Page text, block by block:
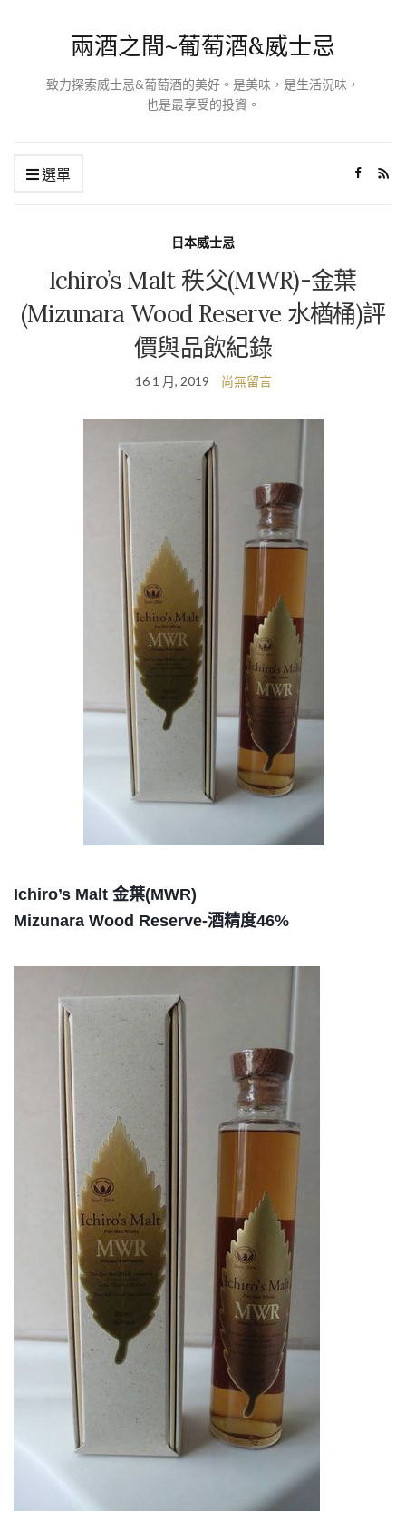
兩酒之間~葡萄酒&威士忌
致力探索威士忌&葡萄酒的美好。是美味，是生活況味，
也是最享受的投資。
選單
日本威士忌
Ichiro’s Malt 秩父(MWR)-金葉
(Mizunara Wood Reserve 水楢桶)評
價與品飲紀錄
16 1 月, 2019 尚無留言
Ichiro’s Malt 金葉(MWR)
Mizunara Wood Reserve-酒精度46%